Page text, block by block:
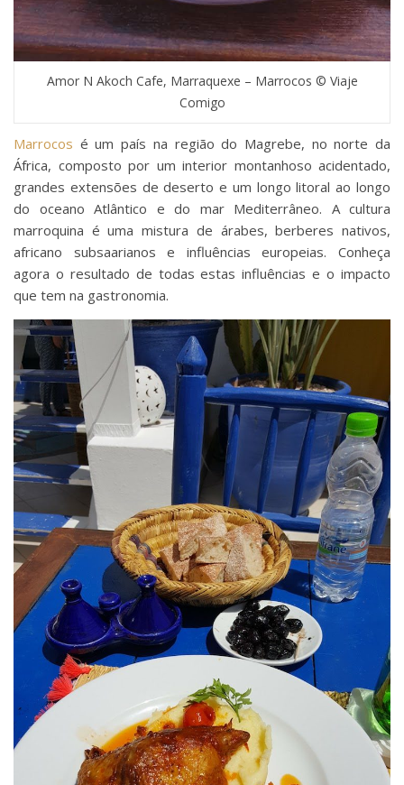
Amor N Akoch Cafe, Marraquexe – Marrocos © Viaje
Comigo
Marrocos é um país na região do Magrebe, no norte da
África, composto por um interior montanhoso acidentado,
grandes extensões de deserto e um longo litoral ao longo
do oceano Atlântico e do mar Mediterrâneo. A cultura
marroquina é uma mistura de árabes, berberes nativos,
africano subsaarianos e influências europeias. Conheça
agora o resultado de todas estas influências e o impacto
que tem na gastronomia.